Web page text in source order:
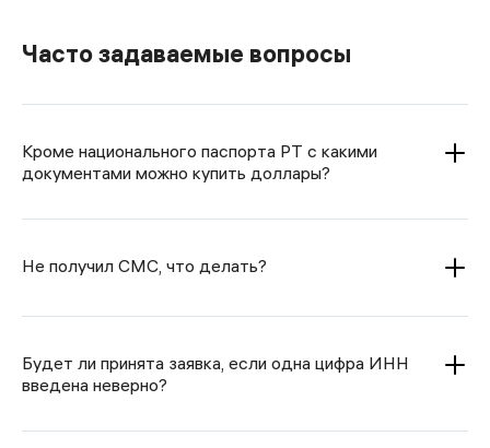
Часто задаваемые вопросы
Кроме национального паспорта РТ с какими
документами можно купить доллары?
Не получил СМС, что делать?
Будет ли принята заявка, если одна цифра ИНН
введена неверно?